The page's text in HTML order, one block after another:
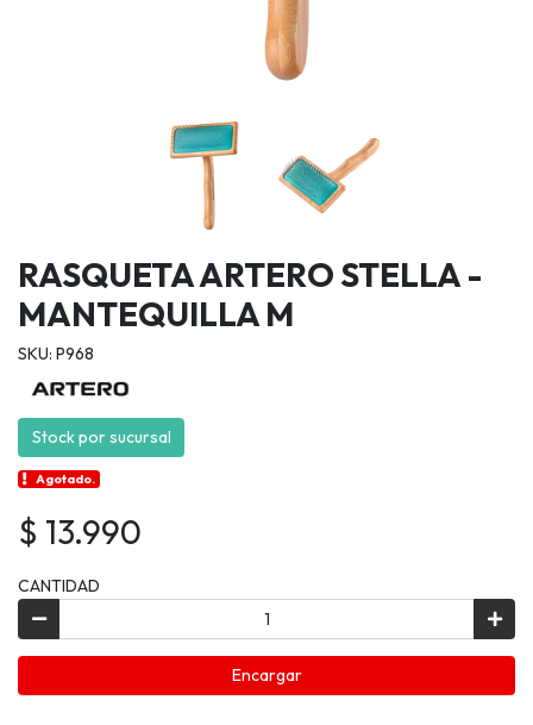
RASQUETA ARTERO STELLA -
MANTEQUILLA M
SKU: P968
Stock por sucursal
Agotado.
$ 13.990
CANTIDAD
Encargar